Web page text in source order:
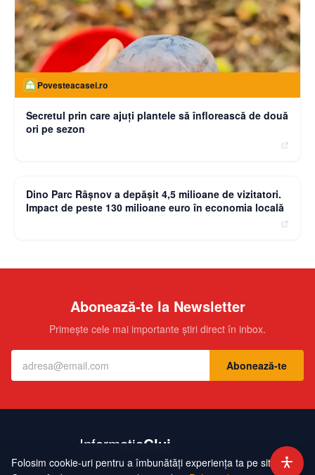
Povesteacasei.ro
Secretul prin care ajuți plantele să înflorească de două
ori pe sezon
Dino Parc Râșnov a depășit 4,5 milioane de vizitatori.
Impact de peste 130 milioane euro în economia locală
Abonează-te la Newsletter
Primește cele mai importante știri direct în inbox.
Abonează-te
ContactEchipa Publicitate Politică de ConfidențialitateHartă Site
Folosim cookie-uri pentru a îmbunătăți experiența ta pe site.